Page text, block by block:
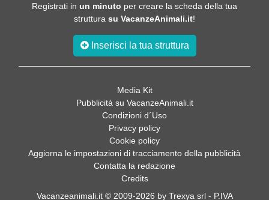
Registrati in un minuto per creare la scheda della tua
struttura su VacanzeAnimali.it!
Inserisci la tua struttura
Media Kit
Pubblicità su VacanzeAnimali.it
Condizioni d´Uso
Privacy policy
Cookie policy
Aggiorna le impostazioni di tracciamento della pubblicità
Contatta la redazione
Credits
Vacanzeanimali.it © 2009-2026 by Trexya srl - P.IVA